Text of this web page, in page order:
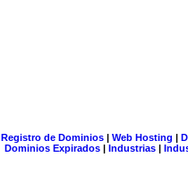
Registro de Dominios| Web Hosting |
Dominios Expirados | Industrias |